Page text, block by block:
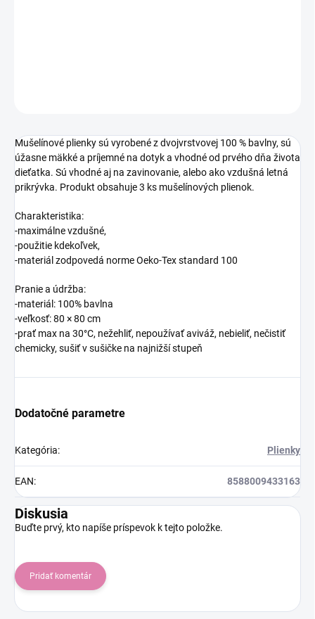
Mušelínové plienky sú vyrobené z dvojvrstvovej 100 % bavlny, sú
úžasne mäkké a príjemné na dotyk a vhodné od prvého dňa života
dieťatka. Sú vhodné aj na zavinovanie, alebo ako vzdušná letná
prikrývka. Produkt obsahuje 3 ks mušelínových plienok.
Charakteristika:
-maximálne vzdušné,
-použitie kdekoľvek,
-materiál zodpovedá norme Oeko-Tex standard 100
Pranie a údržba:
-materiál: 100% bavlna
-veľkosť: 80 × 80 cm
-prať max na 30°C, nežehliť, nepoužívať aviváž, nebieliť, nečistiť
chemicky, sušiť v sušičke na najnižší stupeň
Dodatočné parametre
Kategória: Plienky
EAN: 8588009433163
Diskusia
Buďte prvý, kto napíše príspevok k tejto položke.
Pridať komentár